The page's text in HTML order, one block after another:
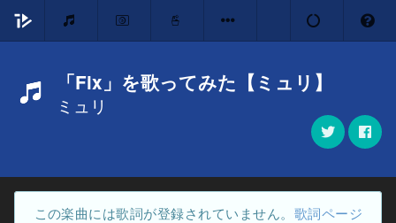
「Fix」を歌ってみた【ミュリ】
ミュリ
この楽曲には歌詞が登録されていません。 歌詞ページ